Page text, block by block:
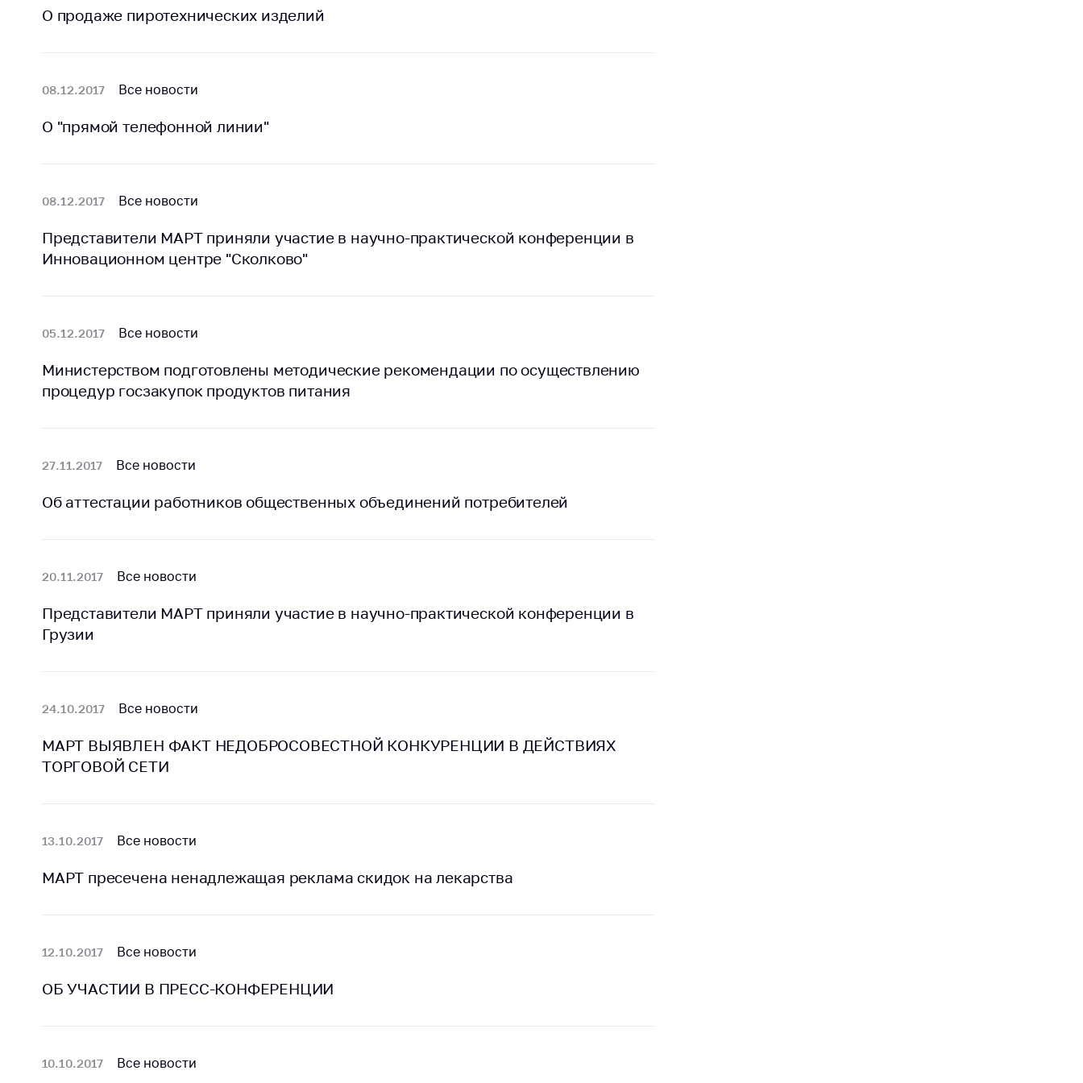
политики
О продаже пиротехнических изделий
08.12.2017 Все новости
О "прямой телефонной линии"
08.12.2017 Все новости
Представители МАРТ приняли участие в научно-практической конференции в
Инновационном центре "Сколково"
05.12.2017 Все новости
Министерством подготовлены методические рекомендации по осуществлению
процедур госзакупок продуктов питания
27.11.2017 Все новости
Об аттестации работников общественных объединений потребителей
20.11.2017 Все новости
Представители МАРТ приняли участие в научно-практической конференции в
Грузии
24.10.2017 Все новости
МАРТ ВЫЯВЛЕН ФАКТ НЕДОБРОСОВЕСТНОЙ КОНКУРЕНЦИИ В ДЕЙСТВИЯХ
ТОРГОВОЙ СЕТИ
13.10.2017 Все новости
МАРТ пресечена ненадлежащая реклама скидок на лекарства
12.10.2017 Все новости
ОБ УЧАСТИИ В ПРЕСС-КОНФЕРЕНЦИИ
10.10.2017 Все новости